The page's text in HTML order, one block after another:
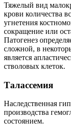
Тяжелый вид
крови количества
угнетения
сокращение или
Патогенез
сложной, в
является
стволовых клеток.
Талассемия
Наследственная
производства
состоянием.